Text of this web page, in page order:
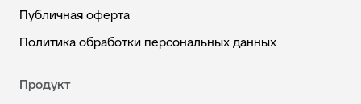
Публичная оферта
Политика обработки персональных данных
Продукт